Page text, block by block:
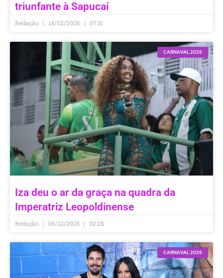
triunfante à Sapucaí
Redação 14/02/2026 07:31
CARNAVAL 2026
Iza deu o ar da graça na quadra da
Imperatriz Leopoldinense
Redação 06/12/2025 02:28
CARNAVAL 2026